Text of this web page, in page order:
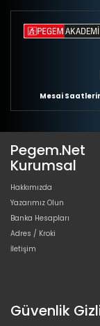
Mesai
Pegem.Net
Kurumsal
Hakkımızda
Yazarımız Olun
Banka Hesapları
Adres / Kroki
İletişim
Güvenlik